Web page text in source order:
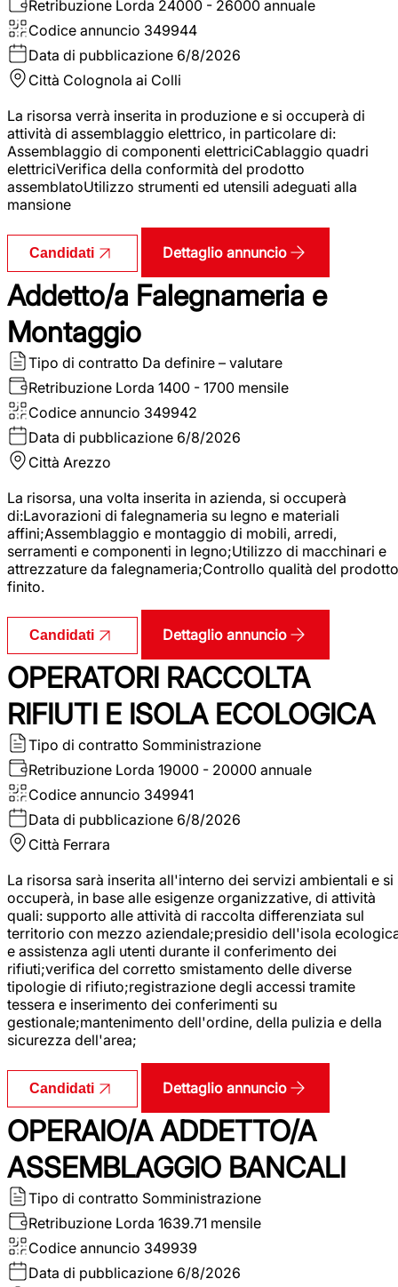
Retribuzione Lorda 24000 - 26000 annuale
Codice annuncio 349944
Data di pubblicazione 6/8/2026
Città Colognola ai Colli
La risorsa verrà inserita in produzione e si occuperà di
attività di assemblaggio elettrico, in particolare di:
Assemblaggio di componenti elettriciCablaggio quadri
elettriciVerifica della conformità del prodotto
assemblatoUtilizzo strumenti ed utensili adeguati alla
mansione
Candidati Dettaglio annuncio
Addetto/a Falegnameria e
Montaggio
Tipo di contratto Da definire – valutare
Retribuzione Lorda 1400 - 1700 mensile
Codice annuncio 349942
Data di pubblicazione 6/8/2026
Città Arezzo
La risorsa, una volta inserita in azienda, si occuperà
di:Lavorazioni di falegnameria su legno e materiali
affini;Assemblaggio e montaggio di mobili, arredi,
serramenti e componenti in legno;Utilizzo di macchinari e
attrezzature da falegnameria;Controllo qualità del prodotto
finito.
Candidati Dettaglio annuncio
OPERATORI RACCOLTA
RIFIUTI E ISOLA ECOLOGICA
Tipo di contratto Somministrazione
Retribuzione Lorda 19000 - 20000 annuale
Codice annuncio 349941
Data di pubblicazione 6/8/2026
Città Ferrara
La risorsa sarà inserita all'interno dei servizi ambientali e si
occuperà, in base alle esigenze organizzative, di attività
quali: supporto alle attività di raccolta differenziata sul
territorio con mezzo aziendale;presidio dell'isola
e assistenza agli utenti durante il conferimento dei
rifiuti;verifica del corretto smistamento delle diverse
tipologie di rifiuto;registrazione degli accessi tramite
tessera e inserimento dei conferimenti su
gestionale;mantenimento dell'ordine, della pulizia e della
sicurezza dell'area;
Candidati Dettaglio annuncio
OPERAIO/A ADDETTO/A
ASSEMBLAGGIO BANCALI
Tipo di contratto Somministrazione
Retribuzione Lorda 1639.71 mensile
Codice annuncio 349939
Data di pubblicazione 6/8/2026